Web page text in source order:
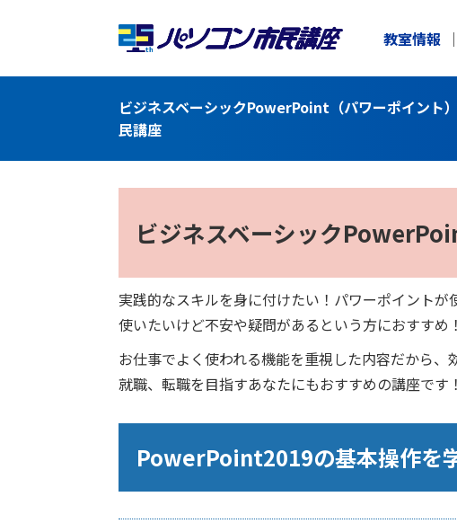
教室情報
ビジネスベーシックPowerPoint（パワーポイント
民講座
ビジネスベーシック
実践的なスキルを身に付けたい！パワーポイント
使いたいけど不安や疑問があるという方におすす
お仕事でよく使われる機能を重視した内容だから、
就職、転職を目指すあなたにもおすすめの講座です！
PowerPoint2019の基本操作を